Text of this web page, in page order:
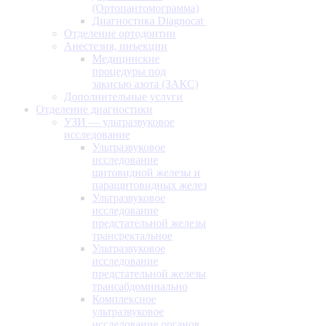
(Ортопантомограмма)
Диагностика Diagnocat
Отделение ортодонтии
Анестезия, инъекции
Медицинские
процедуры под
закисью азота (ЗАКС)
Дополнительные услуги
Отделение диагностики
УЗИ — ультразвуковое
исследование
Ультразвуковое
исследование
щитовидной железы и
паращитовидных желез
Ультразвуковое
исследование
предстательной железы
трансректальное
Ультразвуковое
исследование
предстательной железы
трансабдоминально
Комплексное
ультразвуковое